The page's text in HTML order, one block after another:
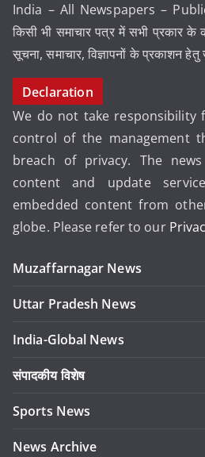
India – All Newspapers –
किसी भी समाचार पत्र में सभी प्रकार के
सूचना, समाचार, विज्ञापनों के प्रकाशन हेतु
Declaration
We do not take responsibility
control of the management
breach of privacy. The
content and update
embedded content from
globe. Please refer to our
Muzaffarnagar News
Uttar Pradesh News
India-Global News
संपादकीय विशेष
Sports News
News Archive